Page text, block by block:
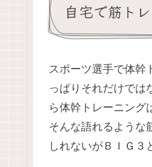
自宅で筋ト
スポーツ選手で体幹
っぱりそれだけでは
ら体幹トレーニング
そんな語れるような
しれないが ＢＩＧ３